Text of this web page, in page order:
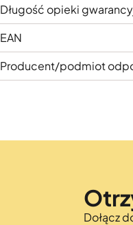
Długość opieki
EAN
Producent/podmiot
Dołącz